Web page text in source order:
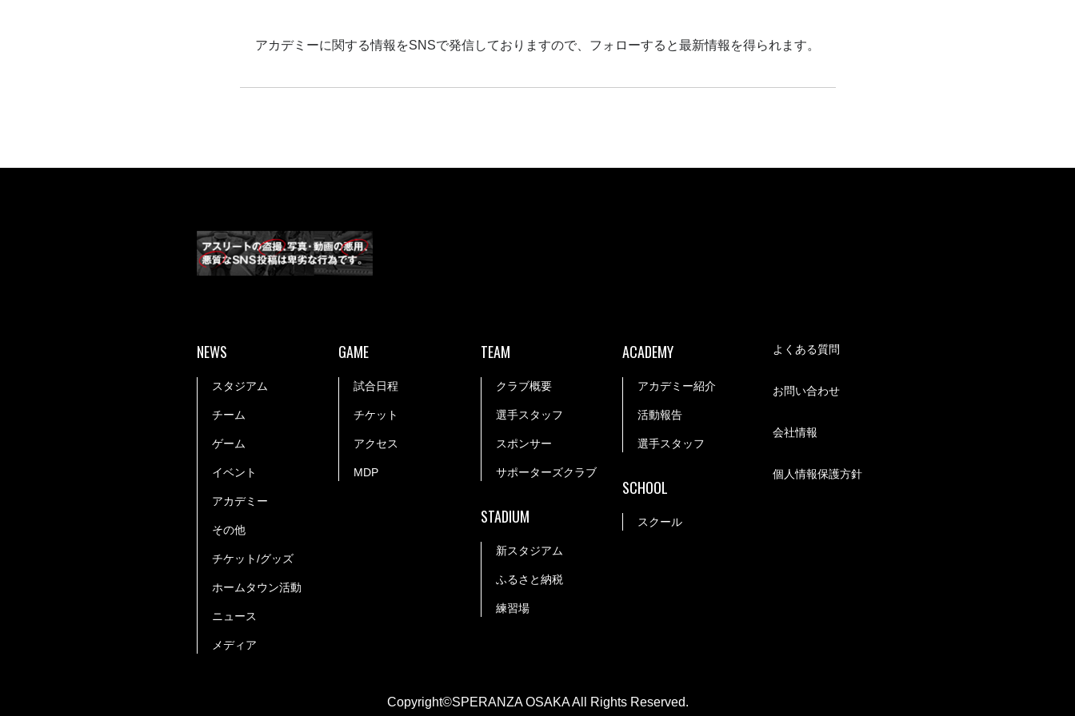
アカデミーに関する情報をSNSで発信しておりますので、フォローすると最新情報を得られます。
NEWS
スタジアム
チーム
ゲーム
イベント
アカデミー
その他
チケット/グッズ
ホームタウン活動
ニュース
メディア
GAME
試合日程
チケット
アクセス
MDP
TEAM
クラブ概要
選手スタッフ
スポンサー
サポーターズクラブ
STADIUM
新スタジアム
ふるさと納税
練習場
ACADEMY
アカデミー紹介
活動報告
選手スタッフ
SCHOOL
スクール
よくある質問
お問い合わせ
会社情報
個人情報保護方針
Copyright©SPERANZA OSAKA All Rights Reserved.